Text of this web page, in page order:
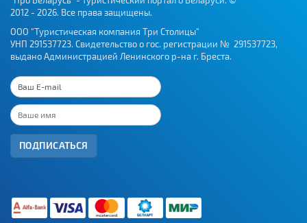
2012 - 2026. Все права защищены.
ООО "Туристическая компания Три Столицы"
УНП 291537723. Свидетельство о гос. регистрации № 291537723,
выдано Администрацией Ленинского р-на г. Бреста.
ПОДПИСАТЬСЯ